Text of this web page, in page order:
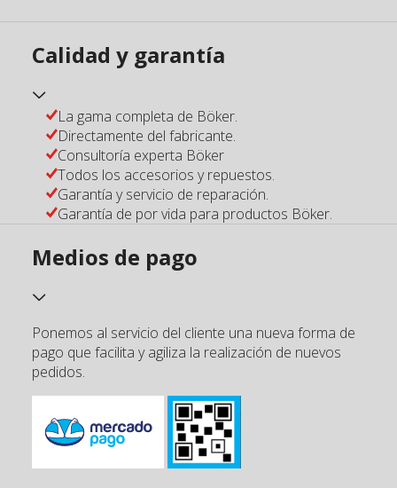
Calidad y garantía
La gama completa de Böker.
Directamente del fabricante.
Consultoría experta Böker
Todos los accesorios y repuestos.
Garantía y servicio de reparación.
Garantía de por vida para productos Böker.
Medios de pago
Ponemos al servicio del cliente una nueva forma de
pago que facilita y agiliza la realización de nuevos
pedidos.